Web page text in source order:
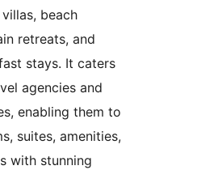
beach
retreats, and
stays. It caters
agencies and
enabling them to
suites, amenities,
with stunning